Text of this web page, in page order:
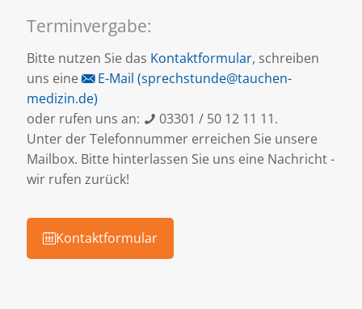
Terminvergabe:
Bitte nutzen Sie das Kontaktformular, schreiben
uns eine
E-Mail (sprechstunde@tauchen-
medizin.de)
oder rufen uns an:
03301 / 50 12 11 11.
Unter der Telefonnummer erreichen Sie unsere
Mailbox. Bitte hinterlassen Sie uns eine Nachricht -
wir rufen zurück!
Kontaktformular